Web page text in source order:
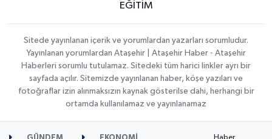
EĞİTİM
Sitede yayınlanan içerik ve yorumlardan yazarları sorumludur.
Yayınlanan yorumlardan Ataşehir | Ataşehir Haber - Ataşehir
Haberleri sorumlu tutulamaz. Sitedeki tüm harici linkler ayrı bir
sayfada açılır. Sitemizde yayınlanan haber, köşe yazıları ve
fotoğraflar izin alınmaksızın kaynak gösterilse dahi, herhangi bir
ortamda kullanılamaz ve yayınlanamaz